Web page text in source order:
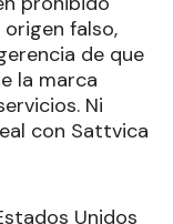
falso,
de que
la marca
Ni
con Sattvica
Unidos